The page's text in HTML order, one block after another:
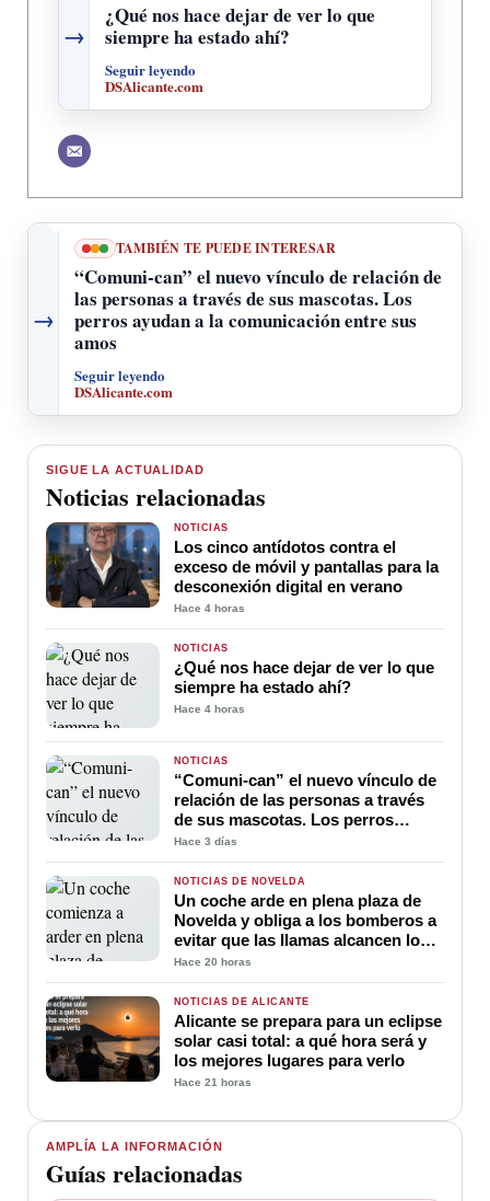
→
¿Qué nos hace dejar de ver lo que
siempre ha estado ahí?
Seguir leyendo
DSAlicante.com
→
TAMBIÉN TE PUEDE INTERESAR
“Comuni-can” el nuevo vínculo de relación de
las personas a través de sus mascotas. Los
perros ayudan a la comunicación entre sus
amos
Seguir leyendo
DSAlicante.com
AMPLÍA LA INFORMACIÓN
Guías relacionadas
SIGUE LA ACTUALIDAD
Noticias relacionadas
NOTICIAS
Los cinco antídotos contra el
exceso de móvil y pantallas para la
desconexión digital en verano
Hace 4 horas
NOTICIAS
¿Qué nos hace dejar de ver lo que
siempre ha estado ahí?
Hace 4 horas
NOTICIAS
“Comuni-can” el nuevo vínculo de
relación de las personas a través
de sus mascotas. Los perros
ayudan a la comunicación entre
sus amos
Hace 3 días
NOTICIAS DE NOVELDA
Un coche arde en plena plaza de
Novelda y obliga a los bomberos a
evitar que las llamas alcancen los
edificios
Hace 20 horas
NOTICIAS DE ALICANTE
Alicante se prepara para un eclipse
solar casi total: a qué hora será y
los mejores lugares para verlo
Hace 21 horas